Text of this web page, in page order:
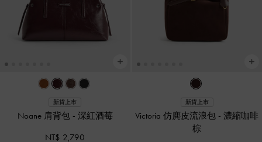
新貨上市
Noane 肩背包 - 深紅酒莓
NT$ 2,790
新貨上市
Victoria 仿麂皮流浪包 -濃縮咖啡
棕